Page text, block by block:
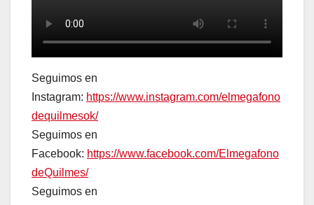
Seguimos en
Instagram: https://www.instagram.com/elmegafono
dequilmesok/
Seguimos en
Facebook: https://www.facebook.com/Elmegafono
deQuilmes/
Seguimos en